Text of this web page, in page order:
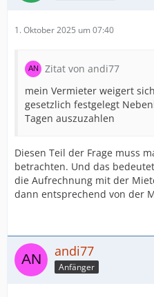
1. Oktober 2025 um 07:40
Zitat von andi77
mein Vermieter weigert
gesetzlich festgelegt
Tagen auszuzahlen
Diesen Teil der Frage muss
betrachten. Und das
die Aufrechnung mit der
dann entsprechend von der
andi77
Anfänger